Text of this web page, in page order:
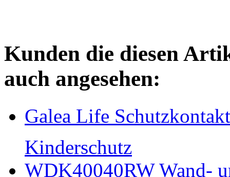
Kunden die diesen
auch angesehen:
Galea Life
Kinderschutz
WDK40040RW Wand-